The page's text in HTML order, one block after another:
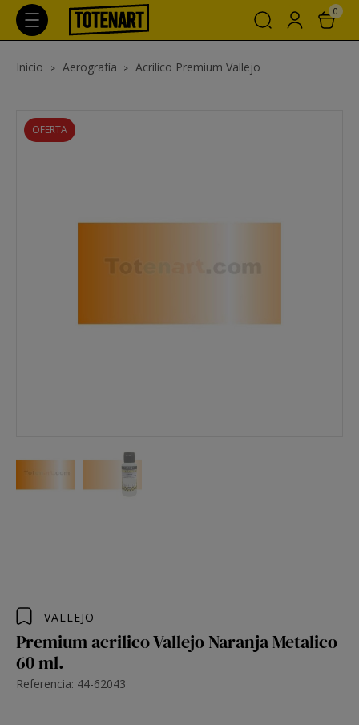
0
Inicio Aerografía Acrilico Premium Vallejo
OFERTA
VALLEJO
Premium acrilico Vallejo Naranja Metalico
60 ml.
Referencia: 44-62043